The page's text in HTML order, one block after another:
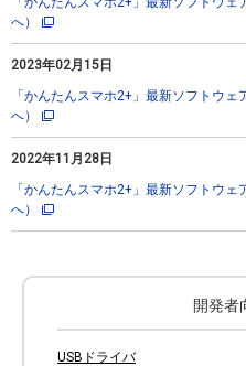
へ）
2023年02月15日
「かんたんスマホ2+」最新ソフトウ
へ）
2022年11月28日
「かんたんスマホ2+」最新ソフトウ
へ）
開発者
USBドライバ